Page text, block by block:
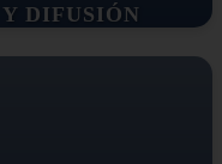
DIFUSIÓN